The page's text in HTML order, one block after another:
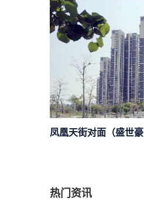
凤凰天街对面（盛世豪
热门资讯